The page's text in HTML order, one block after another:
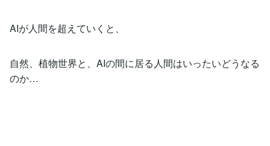
AIが人間を超えていくと、
自然、植物世界と、AIの間に居る人間はいったいどうなる
のか…